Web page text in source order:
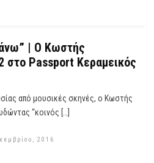
| Ο Κωστής
στο Passport Κεραμεικός
από μουσικές σκηνές, ο Κωστής
“κοινός […]
2016